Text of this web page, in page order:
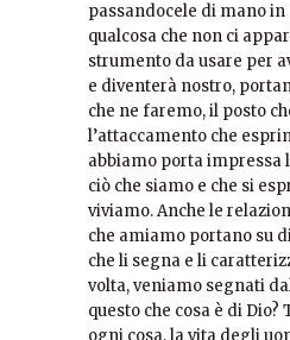
passandocele di mano in
qualcosa che non ci
strumento da usare per
e diventerà nostro,
che ne faremo, il posto
l’attaccamento che
abbiamo porta impressa
ciò che siamo e che si
viviamo. Anche le
che amiamo portano su
che li segna e li
volta, veniamo segnati
questo che cosa è di
ogni cosa, la vita degli